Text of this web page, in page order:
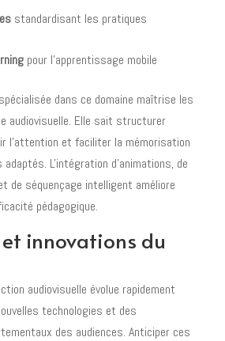
standardisant les pratiques
pour l'apprentissage mobile
dans ce domaine maîtrise les
audiovisuelle. Elle sait structurer
l'attention et faciliter la mémorisation
L'intégration d'animations, de
de séquençage intelligent améliore
pédagogique.
innovations du
audiovisuelle évolue rapidement
technologies et des
des audiences. Anticiper ces